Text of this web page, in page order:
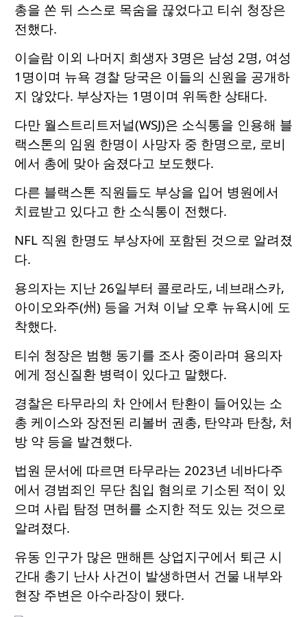
총을 쏜 뒤 스스로 목숨을 끊었다고 티쉬 청장은
전했다.
이슬람 이외 나머지 희생자 3명은 남성 2명, 여성
1명이며 뉴욕 경찰 당국은 이들의 신원을 공개하
지 않았다. 부상자는 1명이며 위독한 상태다.
다만 월스트리트저널(WSJ)은 소식통을 인용해 블
랙스톤의 임원 한명이 사망자 중 한명으로, 로비
에서 총에 맞아 숨졌다고 보도했다.
다른 블랙스톤 직원들도 부상을 입어 병원에서
치료받고 있다고 한 소식통이 전했다.
NFL 직원 한명도 부상자에 포함된 것으로 알려졌
다.
용의자는 지난 26일부터 콜로라도, 네브래스카,
아이오와주(州) 등을 거쳐 이날 오후 뉴욕시에 도
착했다.
티쉬 청장은 범행 동기를 조사 중이라며 용의자
에게 정신질환 병력이 있다고 말했다.
경찰은 타무라의 차 안에서 탄환이 들어있는 소
총 케이스와 장전된 리볼버 권총, 탄약과 탄창, 처
방 약 등을 발견했다.
법원 문서에 따르면 타무라는 2023년 네바다주
에서 경범죄인 무단 침입 혐의로 기소된 적이 있
으며 사립 탐정 면허를 소지한 적도 있는 것으로
알려졌다.
유동 인구가 많은 맨해튼 상업지구에서 퇴근 시
간대 총기 난사 사건이 발생하면서 건물 내부와
현장 주변은 아수라장이 됐다.